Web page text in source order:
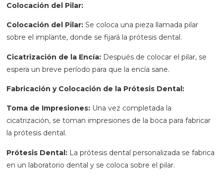
Colocación del Pilar:
Colocación del Pilar:Se coloca una pieza llamada pilar
sobre el implante, donde se fijará la prótesis dental.
Cicatrización de la Encía: Después de colocar el pilar, se
espera un breve período para que la encía sane.
Fabricación y Colocación de la Prótesis Dental:
Toma de Impresiones: Una vez completada la
cicatrización, se toman impresiones de la boca para fabricar
la prótesis dental.
Prótesis Dental: La prótesis dental personalizada se fabrica
en un laboratorio dental y se coloca sobre el pilar.